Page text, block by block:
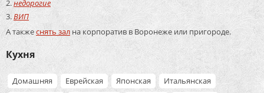
недорогие
ВИП
А такжеснять зал на корпоратив в Воронеже или пригороде.
Кухня
Домашняя Еврейская Японская
Итальянская